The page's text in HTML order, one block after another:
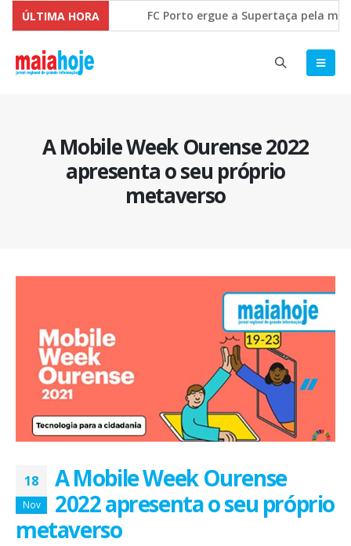
ÚLTIMA HORA FC Porto ergue a Supertaça pela
Comissão Europeia quer ouvir as
A Mobile Week Ourense 2022
apresenta o seu próprio
metaverso
18
Nov
A Mobile Week Ourense
2022 apresenta o seu próprio
metaverso